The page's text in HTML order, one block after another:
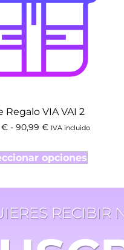
Regalo VIA VAI 2
€ - 90,99 € IVA incluido
opciones
RECIBIR